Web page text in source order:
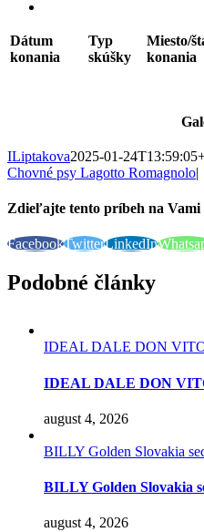
Dátum
konania
Typ
skúšky
Miesto/
konania
ILiptakova2025-01-
Chovné psy Lagotto Romagnolo|
Zdieľajte tento príbeh na Vami
FacebookTwitterLinkedIn
Podobné články
IDEAL DALE DON
IDEAL DALE DON
august 4, 2026
BILLY Golden Slovakia
BILLY Golden Slovakia
august 4, 2026